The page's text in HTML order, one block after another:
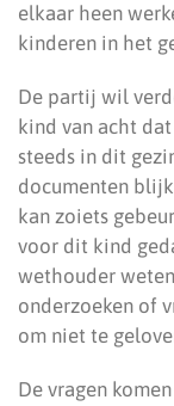
elkaar heen
kinderen in het
De partij wil
kind van acht
steeds in dit
documenten
kan zoiets
voor dit kind
wethouder
onderzoeken of
om niet te
De vragen